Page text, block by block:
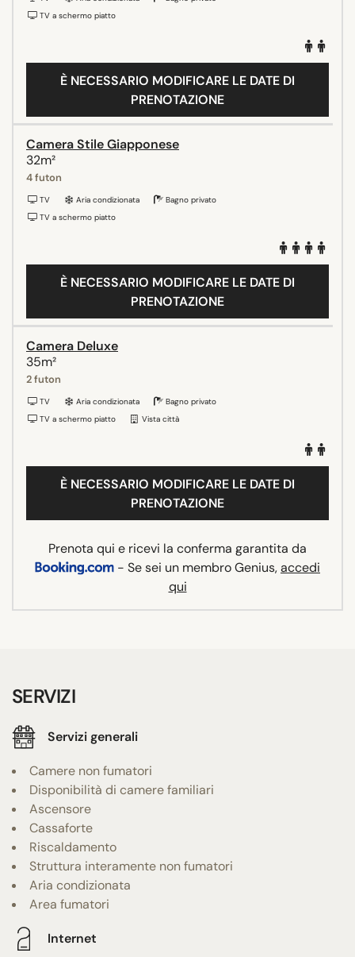
TV a schermo piatto
È NECESSARIO MODIFICARE LE DATE DI
PRENOTAZIONE
Camera Stile Giapponese
32m²
4 futon
TV Aria condizionata
Bagno privato
TV a schermo piatto
È NECESSARIO MODIFICARE LE DATE DI
PRENOTAZIONE
Camera Deluxe
35m²
2 futon
TV Aria condizionata
Bagno privato
TV a schermo piatto
Vista città
È NECESSARIO MODIFICARE LE DATE DI
PRENOTAZIONE
Prenota qui e ricevi la conferma garantita da
- Se sei un membro Genius,accedi
qui
SERVIZI
Servizi generali
Camere non fumatori
Disponibilità di camere familiari
Ascensore
Cassaforte
Riscaldamento
Struttura interamente non fumatori
Aria condizionata
Area fumatori
Internet